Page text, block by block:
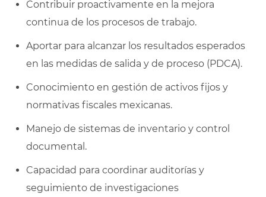
Contribuir proactivamente en la mejora
continua de los procesos de trabajo.
Aportar para alcanzar los resultados esperados
en las medidas de salida y de proceso (PDCA).
Conocimiento en gestión de activos fijos y
normativas fiscales mexicanas.
Manejo de sistemas de inventario y control
documental.
Capacidad para coordinar auditorías y
seguimiento de investigaciones